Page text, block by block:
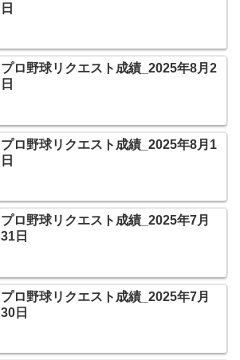
日
プロ野球リクエスト成績_2025年8月2
日
プロ野球リクエスト成績_2025年8月1
日
プロ野球リクエスト成績_2025年7月
31日
プロ野球リクエスト成績_2025年7月
30日